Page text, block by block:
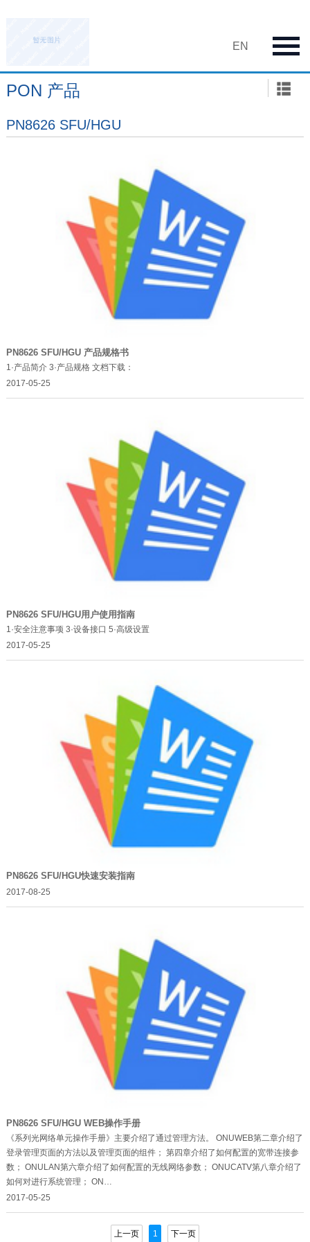
EN
PON 产品
PN8626 SFU/HGU
PN8626 SFU/HGU 产品规格书
1·产品简介 3·产品规格 文档下载：
2017-05-25
PN8626 SFU/HGU用户使用指南
1·安全注意事项 3·设备接口 5·高级设置
2017-05-25
PN8626 SFU/HGU快速安装指南
2017-08-25
PN8626 SFU/HGU WEB操作手册
《系列光网络单元操作手册》主要介绍了通过管理方法。 ONUWEB第二章介绍了
登录管理页面的方法以及管理页面的组件； 第四章介绍了如何配置的宽带连接参
数； ONULAN第六章介绍了如何配置的无线网络参数； ONUCATV第八章介绍了
如何对进行系统管理； ON…
2017-05-25
上一页 1 下一页